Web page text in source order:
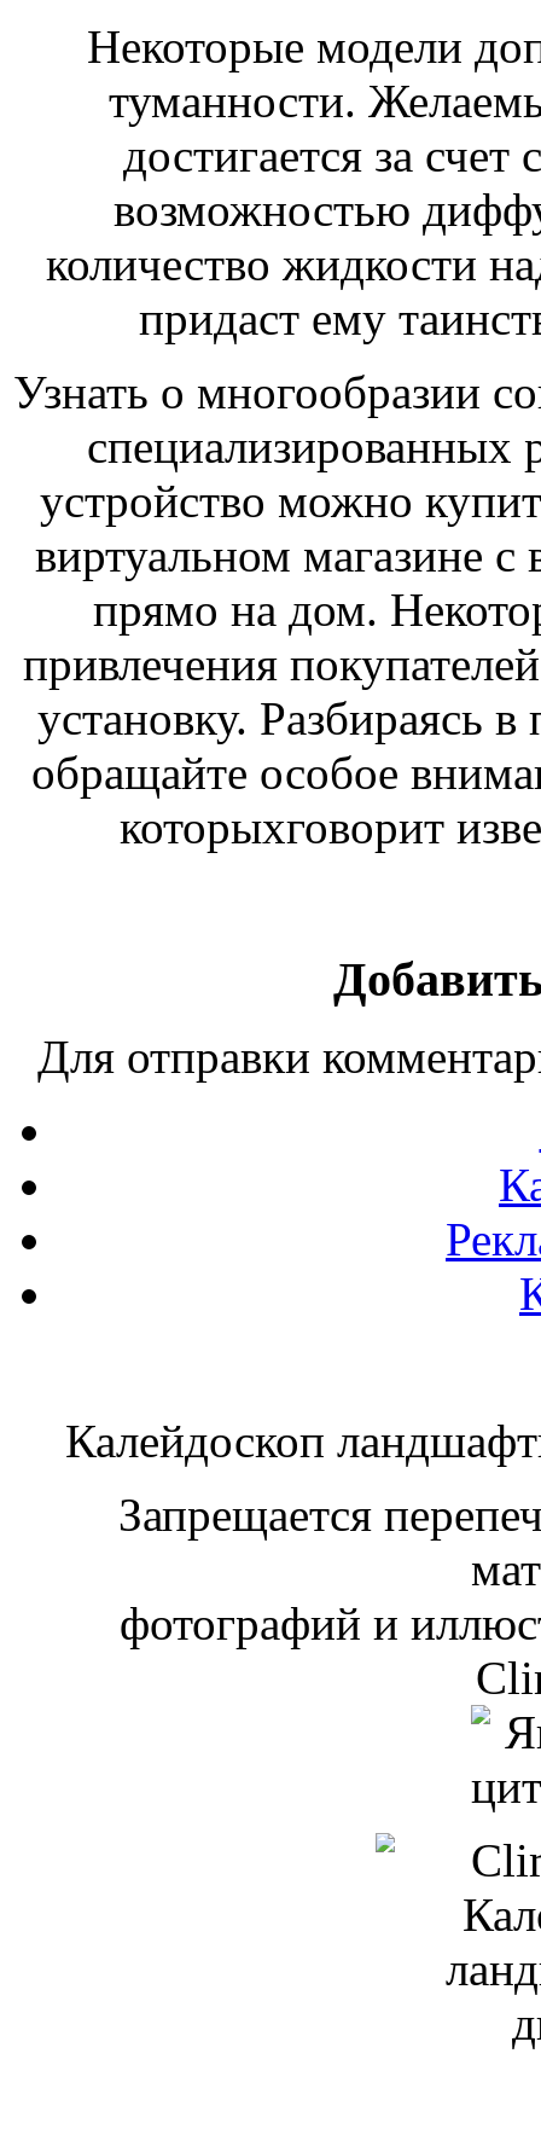
Некоторые модели
туманности.
достигается за счет
возможностью
количество жидкости
придаст ему
Узнать о многообразии
специализированных
устройство можно
виртуальном магазине с
прямо на дом.
привлечения
установку. Разбираясь
обращайте особое
которыхговорит
Для отправки
Калейдоскоп
Запрещается
фотографий и